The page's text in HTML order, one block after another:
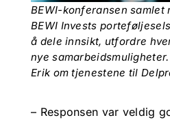
BEWI-konferansen
BEWI Invests
å dele innsikt, utfordre
nye
Erik om tjenestene til
– Responsen var veldig